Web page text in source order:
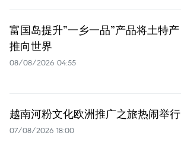
富国岛提升”一乡一品”产品将土特产
推向世界
08/08/2026 04:55
越南河粉文化欧洲推广之旅热闹举行
07/08/2026 18:00